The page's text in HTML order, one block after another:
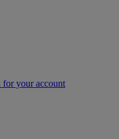
for your account